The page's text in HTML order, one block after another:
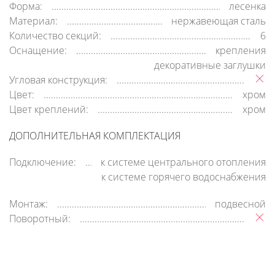
Форма:
лесенка
Материал:
нержавеющая сталь
Количество секций:
6
Оснащение:
крепления
декоративные заглушки
Угловая конструкция:
Цвет:
хром
Цвет креплений:
хром
ДОПОЛНИТЕЛЬНАЯ КОМПЛЕКТАЦИЯ
Подключение:
к системе центрального отопления
к системе горячего водоснабжения
Монтаж:
подвесной
Поворотный: